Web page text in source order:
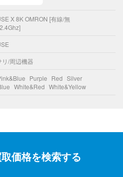
X 8K OMRON [有線/無
リ/周辺機器
Purple Red Silver
White&Red White&Yellow
価格を検索する